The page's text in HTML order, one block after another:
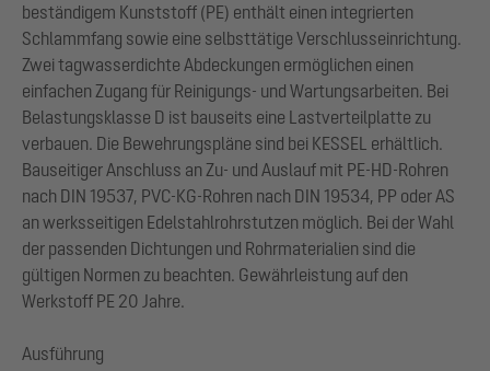
beständigem Kunststoff (PE) enthält einen integrierten
Schlammfang sowie eine selbsttätige Verschlusseinrichtung.
Zwei tagwasserdichte Abdeckungen ermöglichen einen
einfachen Zugang für Reinigungs- und Wartungsarbeiten. Bei
Belastungsklasse D ist bauseits eine Lastverteilplatte zu
verbauen. Die Bewehrungspläne sind bei KESSEL erhältlich.
Bauseitiger Anschluss an Zu- und Auslauf mit PE-HD-Rohren
nach DIN 19537, PVC-KG-Rohren nach DIN 19534, PP oder AS
an werksseitigen Edelstahlrohrstutzen möglich. Bei der Wahl
der passenden Dichtungen und Rohrmaterialien sind die
gültigen Normen zu beachten. Gewährleistung auf den
Werkstoff PE 20 Jahre.
Ausführung